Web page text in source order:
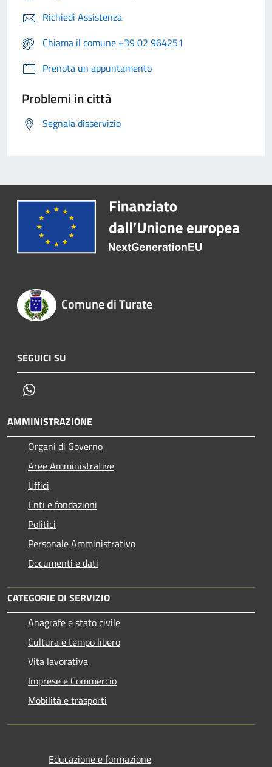
Richiedi Assistenza
Chiama il comune +39 02 964251
Prenota un appuntamento
Problemi in città
Segnala disservizio
Comune di Turate
SEGUICI SU
AMMINISTRAZIONE
Organi di Governo
Aree Amministrative
Uffici
Enti e fondazioni
Politici
Personale Amministrativo
Documenti e dati
CATEGORIE DI SERVIZIO
Anagrafe e stato civile
Cultura e tempo libero
Vita lavorativa
Imprese e Commercio
Mobilità e trasporti
Educazione e formazione